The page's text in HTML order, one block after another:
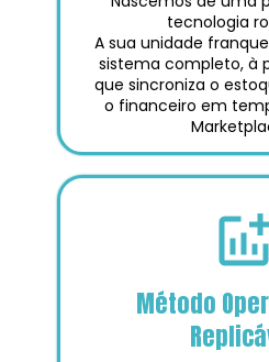
Método
tecnologia
A sua unidade
sistema completo, à
que sincroniza o
o financeiro em